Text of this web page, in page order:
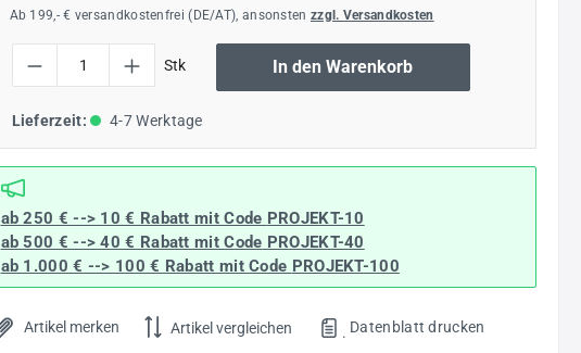
Ab 199,- € versandkostenfrei (DE/AT), ansonsten zzgl. Versandkosten
Stk In den Warenkorb
Lieferzeit: 4-7 Werktage
ab 250 € --> 10 € Rabatt mit Code PROJEKT-10
ab 500 € --> 40 € Rabattmit Code PROJEKT-40
ab 1.000 € --> 100 € Rabatt mit Code PROJEKT-100
Artikel merken Artikel vergleichen . Datenblatt drucken